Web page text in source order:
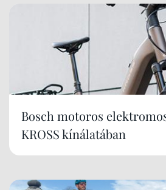
Bosch motoros
KROSS kínálatában